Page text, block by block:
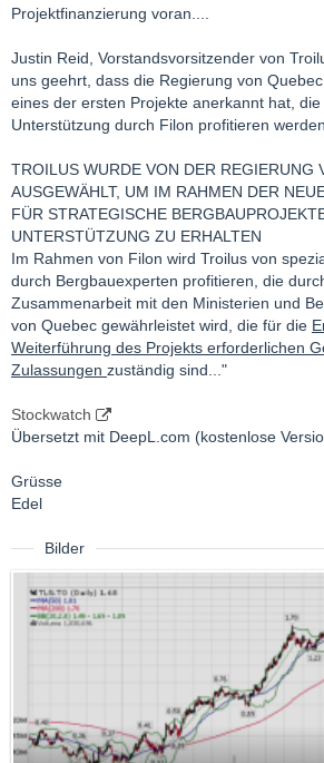
Projektfinanzierung voran....
Justin Reid, Vorstandsvorsitzender von
uns geehrt, dass die Regierung von
eines der ersten Projekte anerkannt hat,
Unterstützung durch Filon profitieren
TROILUS WURDE VON DER REGIERUNG
AUSGEWÄHLT, UM IM RAHMEN DER
FÜR STRATEGISCHE
UNTERSTÜTZUNG ZU ERHALTEN
Im Rahmen von Filon wird Troilus von
durch Bergbauexperten profitieren, die
Zusammenarbeit mit den Ministerien und
von Quebec gewährleistet wird, die für die
Weiterführung des Projekts erforderlichen
Zulassungen zuständig sind..."
Stockwatch
Übersetzt mit DeepL.com (kostenlose
Grüsse
Edel
Bilder